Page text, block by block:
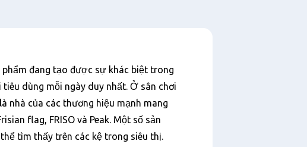
phẩm đang tạo được sự khác biệt trong
dùng mỗi ngày duy nhất. Ở sân chơi
nhà của các thương hiệu mạnh mang
flag, FRISO và Peak. Một số sản
tìm thấy trên các kệ trong siêu thị.